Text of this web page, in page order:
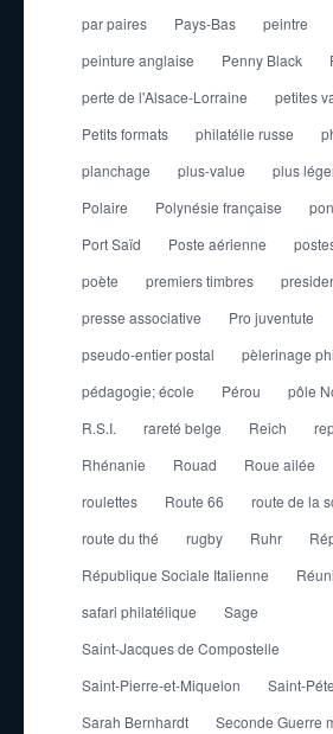
par paires Pays-Bas
peintre
peinture anglaise
Penny Black
perte de l'Alsace-Lorraine
petites
Petits formats
philatélie russe
planchage
plus-value
plus
Polaire
Polynésie française
Port Saïd
Poste aérienne
poète
premiers timbres
presse associative
Pro juventute
pseudo-entier postal
pèlerinage
pédagogie; école
Pérou pôle
R.S.I.
rareté belge Reich
Rhénanie
Rouad Roue ailée
roulettes
Route 66
route de la
route du thé
rugby Ruhr
République Sociale Italienne
safari philatélique
Sage
Saint-Jacques de Compostelle
Saint-Pierre-et-Miquelon
Saint-
Sarah Bernhardt
Seconde Guerre